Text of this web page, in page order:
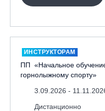
ИНСТРУКТОРАМ
ПП «Начальное
горнолыжному спорту»
3.09.2026 -
Дистанционно